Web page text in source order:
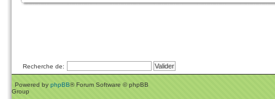
Recherche de:
Powered by phpBB® Forum Software © phpBB
Group